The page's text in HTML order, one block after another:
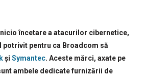
nicio încetare a atacurilor cibernetice,
potrivit pentru ca Broadcom să
și Symantec. Aceste mărci, axate pe
ambele dedicate furnizării de